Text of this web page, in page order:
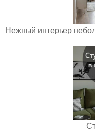
Нежный интерьер